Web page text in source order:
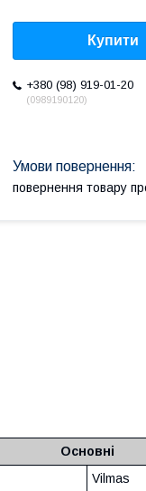
Купити
+380 (98) 919-01-20
0989190120
повернення товару
Основні
Vilmas